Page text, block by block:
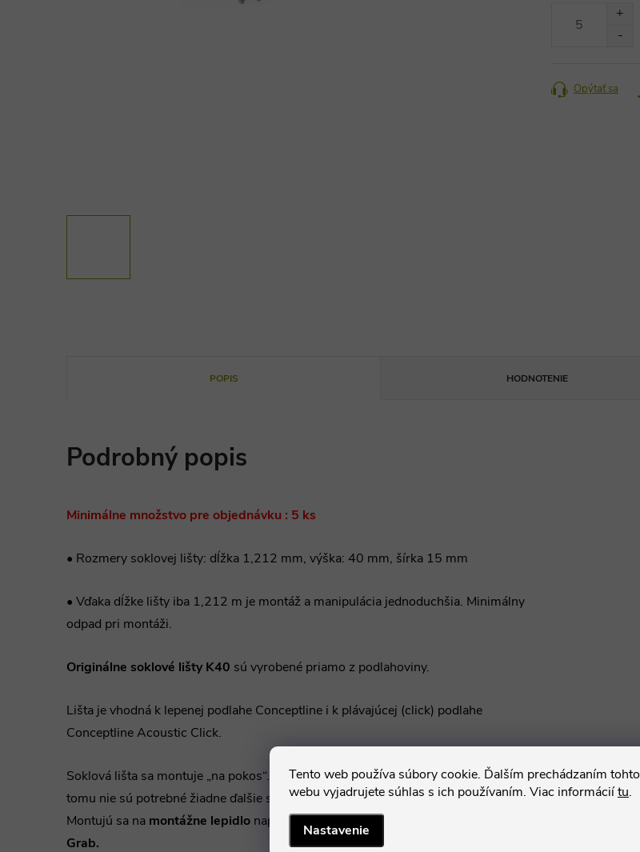
Tento web používa súbory cookie. Ďalším prechádzaním tohto
webu vyjadrujete súhlas s ich používaním. Viac informáciítu.
Nastavenie
Opýtať sa
POPIS HODNOTENIE
Podrobný popis
Minimálne množstvo pre objednávku : 5 ks
• Rozmery soklovej lišty: dĺžka 1,212 mm, výška: 40 mm, šírka 15 mm
• Vďaka dĺžke lišty iba 1,212 m je montáž a manipulácia jednoduchšia. Minimálny
odpad pri montáži.
Originálne soklové lišty K40 sú vyrobené priamo z podlahoviny.
Lišta je vhodná k lepenej podlahe Conceptline i k plávajúcej (click) podlahe
Conceptline Acoustic Click.
Soklová lišta sa montuje „na pokos“. Súčasťou lišty je spojovací zámok a vďaka
tomu nie sú potrebné žiadne ďalšie samostatné spojovacie prvky ani doplnky.
Montujú sa na montážne lepidlo napr. Mamut Glealebo
Grab.